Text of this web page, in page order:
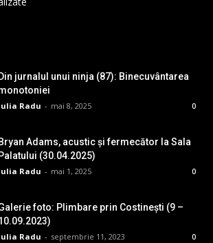
Din jurnalul unui ninja (87): Binecuvântarea
Radu - mai 8, 2025 0
Bryan Adams, acustic și fermecător la Sala
Palatului (30.04.2025)
Radu - mai 1, 2025 0
foto: Plimbare prin Costinești (9 –
Radu - septembrie 11, 2023 0